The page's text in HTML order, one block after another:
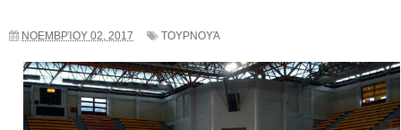
ΝΟΕΜΒΡΊΟΥ 02, 2017 ΤΟΥΡΝΟΥΆ